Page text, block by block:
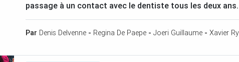
passage à un contact avec le dentiste tous les deux ans.
Par Denis Delvenne - Regina De Paepe - Joeri Guillaume - Xavier